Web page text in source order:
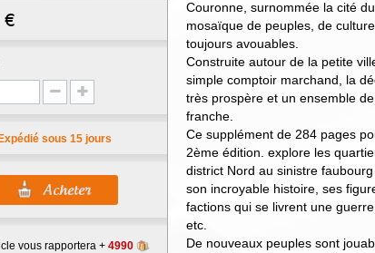
€
Expédié sous 15 jours
vous rapportera + 4990
Couronne, surnommée la cité
mosaïque de peuples, de
toujours avouables.
Construite autour de la petite
simple comptoir marchand, la
très prospère et un ensemble
franche.
Ce supplément de 284 pages
2ème édition. explore les
district Nord au sinistre
son incroyable histoire, ses
factions qui se livrent une
etc.
De nouveaux peuples sont